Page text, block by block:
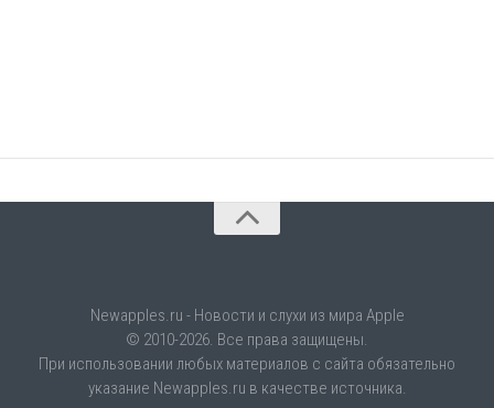
Newapples.ru - Новости и слухи из мира Apple
© 2010-2026. Все права защищены.
При использовании любых материалов с сайта обязательно
указание Newapples.ru в качестве источника.